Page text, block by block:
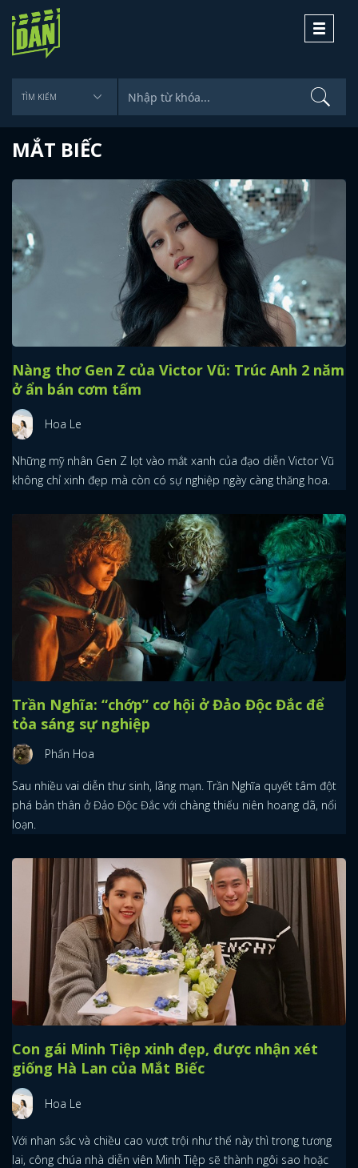
Toggle
MẮT BIẾC
Nàng thơ Gen Z của Victor Vũ: Trúc Anh 2 năm
ở ẩn bán cơm tấm
Hoa Le
Những mỹ nhân Gen Z lọt vào mắt xanh của đạo diễn Victor Vũ
không chỉ xinh đẹp mà còn có sự nghiệp ngày càng thăng hoa.
Trần Nghĩa: “chớp” cơ hội ở Đảo Độc Đắc để
tỏa sáng sự nghiệp
Phấn Hoa
Sau nhiều vai diễn thư sinh, lãng mạn. Trần Nghĩa quyết tâm đột
phá bản thân ở Đảo Độc Đắc với chàng thiếu niên hoang dã, nổi
loạn.
Con gái Minh Tiệp xinh đẹp, được nhận xét
giống Hà Lan của Mắt Biếc
Hoa Le
Với nhan sắc và chiều cao vượt trội như thế này thì trong tương
lai, công chúa nhà diễn viên Minh Tiệp sẽ thành ngôi sao hoặc